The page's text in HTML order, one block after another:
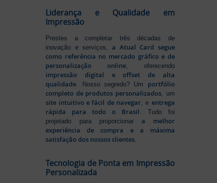
Liderança e Qualidade em
Impressão
Prestes a completar três décadas de
inovação e serviços,a Atual Card segue
como referência no mercado gráfico e de
personalização online, oferecendo
impressão digital e offset de alta
qualidade . Nosso segredo? Um portfólio
completo de produtos personalizados , um
site intuitivo e fácil de navegar , e entrega
rápida para todo o Brasil . Tudo foi
projetado para proporcionara melhor
experiência de compra e a máxima
satisfação dos nossos clientes
Tecnologia de Ponta em Impressão
Personalizada